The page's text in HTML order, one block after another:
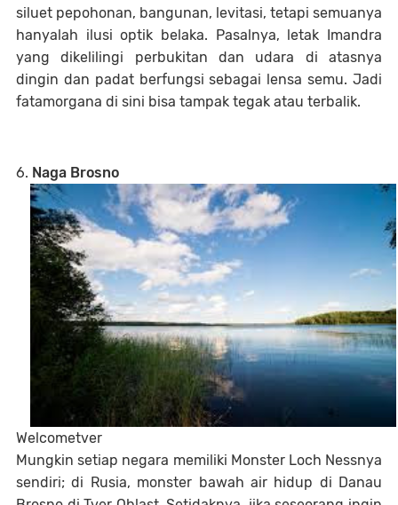
siluet pepohonan, bangunan, levitasi, tetapi semuanya
hanyalah ilusi optik belaka. Pasalnya, letak Imandra
yang dikelilingi perbukitan dan udara di atasnya
dingin dan padat berfungsi sebagai lensa semu. Jadi
fatamorgana di sini bisa tampak tegak atau terbalik.
6. Naga Brosno
Welcometver
Mungkin setiap negara memiliki Monster Loch Nessnya
sendiri; di Rusia, monster bawah air hidup di Danau